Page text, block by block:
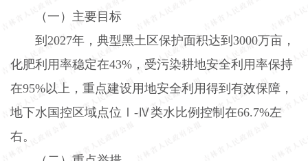
（一）主要目标
到 2027年，典型黑土区保护面积达到 3000万亩，
化肥利用率稳定在43% ，受污染耕地安全利用率保持
在95%以上，重点建设用地安全利用得到有效保障，
地下水国控区域点位Ⅰ -Ⅳ类水比例控制在66.7%左
右。